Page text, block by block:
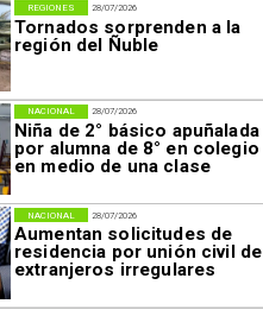
28/07/2026
Tornados sorprenden a la
región del Ñuble
REGIONES
28/07/2026
Niña de 2° básico apuñalada
por alumna de 8° en colegio
en medio de una clase
NACIONAL
28/07/2026
Aumentan solicitudes de
residencia por unión civil de
extranjeros irregulares
NACIONAL